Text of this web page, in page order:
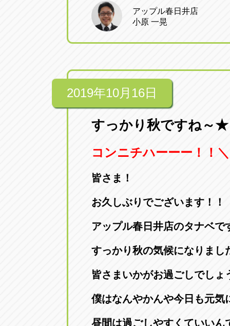
アップル春日井店
小原 一晃
2019年10月16日
すっかり秋ですね～★
コンニチハーーー！！
皆さま！
お久しぶりでございます！！
アップル春日井店のタナベで
すっかり秋の気候になりまし
皆さまいかがお過ごしでしょ
僕はなんやかんや今日も元気
昼間は過ごしやすくていいん